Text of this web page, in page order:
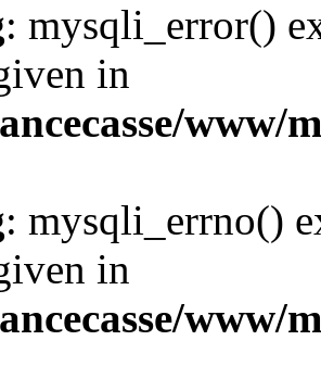
: mysqli_error()
in
www/
: mysqli_errno()
in
www/